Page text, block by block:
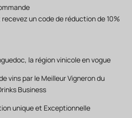
un code de réduction de 10%
la région vinicole en vogue
vins par le Meilleur Vigneron du
Business
unique et Exceptionnelle